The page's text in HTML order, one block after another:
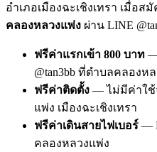
อำเภอเมืองฉะเชิงเทรา เมื่อสมั
คลองหลวงแพ่ง ผ่าน LINE
ฟรีค่าแรกเข้า 800 บาท —
@tan3bb ที่ตำบลคลองห
ฟรีค่าติดตั้ง — ไม่มีค่าใช้
แพ่ง เมืองฉะเชิงเทรา
ฟรีค่าเดินสายไฟเบอร์ —
คลองหลวงแพ่ง